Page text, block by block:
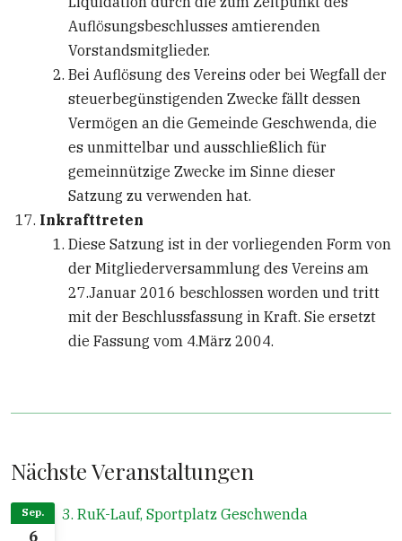
Auflösungsbeschlusses amtierenden
Vorstandsmitglieder.
Bei Auflösung des Vereins oder bei Wegfall der
steuerbegünstigenden Zwecke fällt dessen
Vermögen an die Gemeinde Geschwenda, die
es unmittelbar und ausschließlich für
gemeinnützige Zwecke im Sinne dieser
Satzung zu verwenden hat.
Inkrafttreten
Diese Satzung ist in der vorliegenden Form von
der Mitgliederversammlung des Vereins am
27.Januar 2016 beschlossen worden und tritt
mit der Beschlussfassung in Kraft. Sie ersetzt
die Fassung vom 4.März 2004.
Nächste Veranstaltungen
6
Sep. 3. RuK-Lauf, Sportplatz Geschwenda